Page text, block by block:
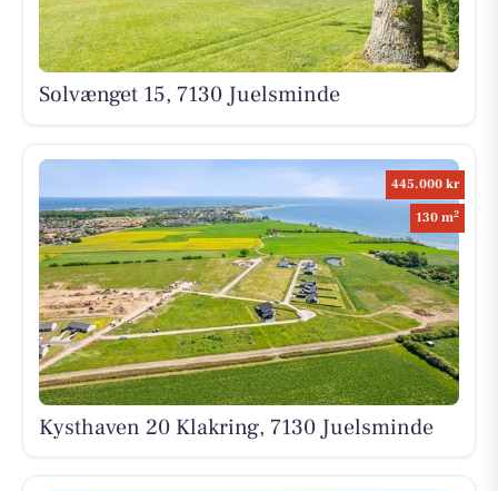
Solvænget 15, 7130 Juelsminde
445.000 kr
130 m2
Kysthaven 20 Klakring, 7130 Juelsminde